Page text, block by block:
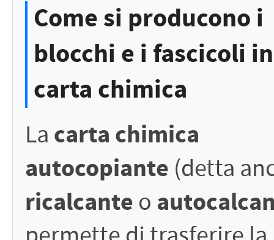
Come si producono i
blocchi e i fascicoli in
carta chimica
La carta chimica
autocopiante (detta
ricalcanteo